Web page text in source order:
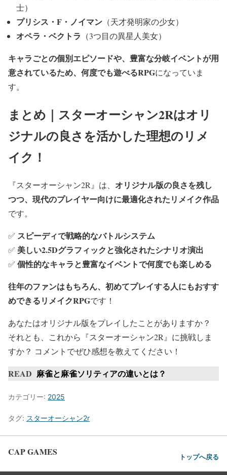
士）
プリシス・F・ノイマン （天才発明家の少女）
オペラ・ベクトラ （3つ目の異星人美女）
キャラごとの個別エピソードや、豊富な分岐イベントが用
意されているため、何度でも遊べるRPGになっていま
す。
まとめ｜スターオーシャン2Rはオリ
ジナルの良さを活かした理想のリメ
イク！
『スターオーシャン2R』は、 オリジナル版の良さを残し
つつ、現代のプレイヤー向けに最適化されたリメイク作品
です。
✅ スピーディで戦略的なバトルシステム
✅ 美しい2.5Dグラフィックと強化されたシナリオ演出
✅ 個性的なキャラと豊富なイベントで何度でも楽しめる
往年のファンはもちろん、初めてプレイする人にもおすす
めできるリメイクRPGです！
あなたはオリジナル版をプレイしたことがありますか？
それとも、これから『スターオーシャン2R』に挑戦しま
すか？ コメントでぜひ感想を教えてください！
READ 麻雀と麻雀ソリティアの違いとは？
カテゴリー: 2025
タグ: スターオーシャン2r
CAP GAMES トップへ戻る